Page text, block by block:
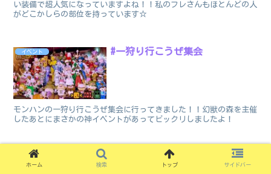
い装備で超人気になっていますよね！！私のフレさんもほとんどの人
がどこかしらの部位を持っています☆
イベント #一狩り行こうぜ集会
モンハンの一狩り行こうぜ集会に行ってきました！！幻獣の森を主催
したあとにまさかの神イベントがあってビックリしましたよ！
イベント
アストルティアカウントダウンに
行ってきた☆
ホーム 検索 トップ サイドバー